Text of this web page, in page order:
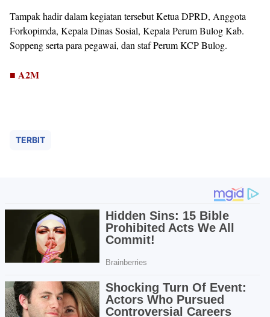
Tampak hadir dalam kegiatan tersebut Ketua DPRD, Anggota
Forkopimda, Kepala Dinas Sosial, Kepala Perum Bulog Kab.
Soppeng serta para pegawai, dan staf Perum KCP Bulog.
■ A2M
TERBIT